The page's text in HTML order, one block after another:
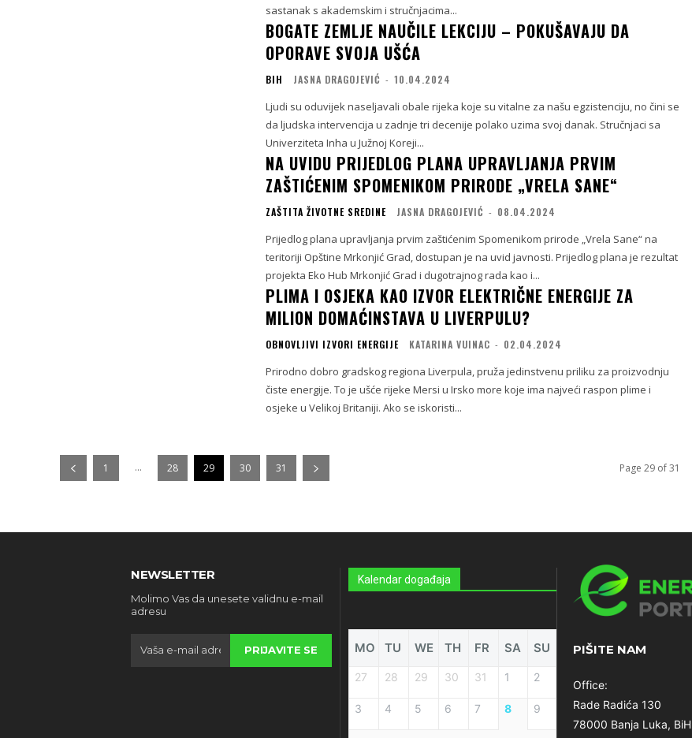
sastanak s akademskim i stručnjacima...
BOGATE ZEMLJE NAUČILE LEKCIJU – POKUŠAVAJU DA
OPORAVE SVOJA UŠĆA
BIH JASNA DRAGOJEVIĆ - 10.04.2024
Ljudi su oduvijek naseljavali obale rijeka koje su vitalne za našu egzistenciju, no čini se
da ljudska intervencija u zadnje tri decenije polako uzima svoj danak. Stručnjaci sa
Univerziteta Inha u Južnoj Koreji...
NA UVIDU PRIJEDLOG PLANA UPRAVLJANJA PRVIM
ZAŠTIĆENIM SPOMENIKOM PRIRODE „VRELA SANE“
ZAŠTITA ŽIVOTNE SREDINE JASNA DRAGOJEVIĆ - 08.04.2024
Prijedlog plana upravljanja prvim zaštićenim Spomenikom prirode „Vrela Sane“ na
teritoriji Opštine Mrkonjić Grad, dostupan je na uvid javnosti. Prijedlog plana je rezultat
projekta Eko Hub Mrkonjić Grad i dugotrajnog rada kao i...
PLIMA I OSJEKA KAO IZVOR ELEKTRIČNE ENERGIJE ZA
MILION DOMAĆINSTAVA U LIVERPULU?
OBNOVLJIVI IZVORI ENERGIJE KATARINA VUINAC - 02.04.2024
Prirodno dobro gradskog regiona Liverpula, pruža jedinstvenu priliku za proizvodnju
čiste energije. To je ušće rijeke Mersi u Irsko more koje ima najveći raspon plime i
osjeke u Velikoj Britaniji. Ako se iskoristi...
1 ... 28 29 30 31 Page 29 of 31
NEWSLETTER
Molimo Vas da unesete validnu e-mail
adresu
PRIJAVITE SE
Kalendar događaja
MO TU WE TH FR SA SU
27 28 29 30 31 1 2
3 4 5 6 7 8 9
PIŠITE NAM
Office:
Rade Radića 130
78000 Banja Luka, BiH